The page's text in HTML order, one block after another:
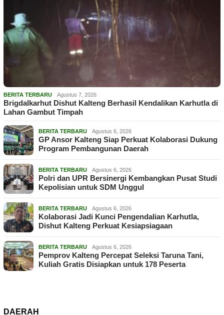
BERITA TERBARU Agustus 7, 2026
Brigdalkarhut Dishut Kalteng Berhasil Kendalikan Karhutla di
Lahan Gambut Timpah
BERITA TERBARU Agustus 6, 2026
GP Ansor Kalteng Siap Perkuat Kolaborasi Dukung
Program Pembangunan Daerah
BERITA TERBARU Agustus 6, 2026
Polri dan UPR Bersinergi Kembangkan Pusat Studi
Kepolisian untuk SDM Unggul
BERITA TERBARU Agustus 6, 2026
Kolaborasi Jadi Kunci Pengendalian Karhutla,
Dishut Kalteng Perkuat Kesiapsiagaan
BERITA TERBARU Agustus 6, 2026
Pemprov Kalteng Percepat Seleksi Taruna Tani,
Kuliah Gratis Disiapkan untuk 178 Peserta
DAERAH